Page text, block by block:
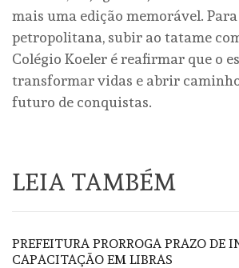
mais uma edição memorável.
petropolitana, subir ao tatame
Colégio Koeler é reafirmar que o
transformar vidas e abrir
futuro de conquistas.
LEIA TAMBÉM
PREFEITURA PRORROGA PRAZO DE
CAPACITAÇÃO EM LIBRAS